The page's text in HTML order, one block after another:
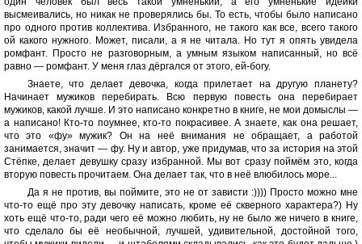
высмеивались, но никак не проверялись бы. То есть, чтобы было написано
про одного против коллектива. Избранного, не такого как все, всего такого
ой какого нужного. Может, писали, а я не читала. Но тут я опять увидела
ромфант. Просто не разговорным, а умным языком написанный, но всё
равно — ромфант. У меня глаз дёргался от этого, ей-богу.
Знаете, что делает девочка, когда прилетает на другую планету?
Начинает мужиков перебирать. Всю первую повесть она перебирает
мужиков, какой лучше. И это написано конкретно в книге, не мои домыслы —
а написано! Кто-то поумнее, кто-то покрасивее. А знаете, как она решает,
что это «фу» мужик? Он на неё внимания не обращает, а работой
занимается, значит — фу. Ну и автор, уже придумав, что за история на этой
Стёпке, делает девушку сразу избранной. Мы вот сразу поймём это, когда
вторую повесть прочитаем. Она делает так, что в неё влюбилось море...
Да я не против, вы поймите, это не от зависти :)))) Просто можно мне
что-то ещё про эту девочку написать, кроме её скверного характера?) Ну
хоть ещё что-то, ради чего её можно любить, ну не было же ничего в книге,
что сделало бы её необычной, лучшей, удивительной, достойной того,